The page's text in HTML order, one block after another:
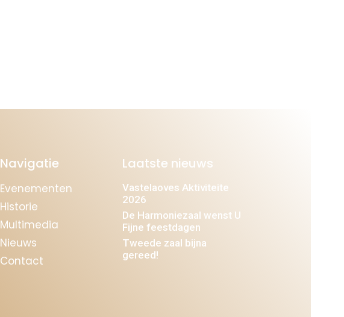
Navigatie
Evenementen
Historie
Multimedia
Nieuws
Contact
Laatste nieuws
Vastelaoves Aktiviteite
2026
De Harmoniezaal wenst U
Fijne feestdagen
Tweede zaal bijna
gereed!